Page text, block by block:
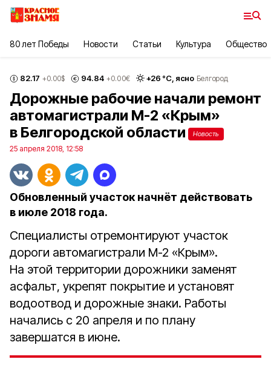
80 лет Победы Новости Статьи Культура Общество
82.17 +0.00$ 94.84 +0.00€ +26 °С, ясно Белгород
Дорожные рабочие начали ремонт
автомагистрали М-2 «Крым»
в Белгородской области
Новость
25 апреля 2018, 12:58
Обновленный участок начнёт действовать
в июле 2018 года.
Специалисты отремонтируют участок
дороги автомагистрали М-2 «Крым».
На этой территории дорожники заменят
асфальт, укрепят покрытие и установят
водоотвод и дорожные знаки. Работы
начались с 20 апреля и по плану
завершатся в июне.